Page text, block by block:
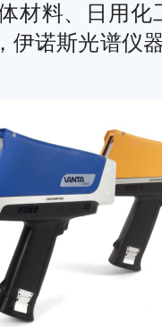
材料、日用化
伊诺斯光谱仪